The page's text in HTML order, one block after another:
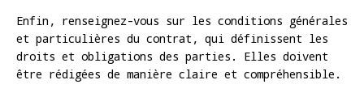
Enfin, renseignez-vous sur les conditions générales
et particulières du contrat, qui définissent les
droits et obligations des parties. Elles doivent
être rédigées de manière claire et compréhensible.